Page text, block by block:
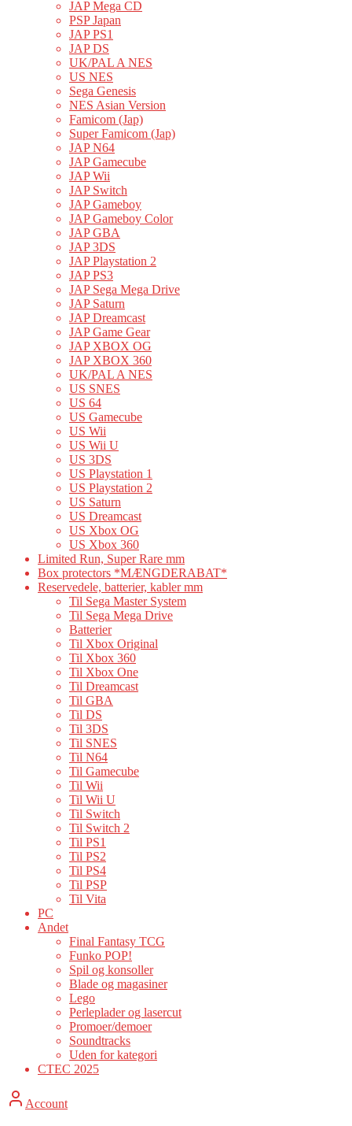
JAP Mega CD
PSP Japan
JAP PS1
JAP DS
UK/PAL A NES
US NES
Sega Genesis
NES Asian Version
Famicom (Jap)
Super Famicom (Jap)
JAP N64
JAP Gamecube
JAP Wii
JAP Switch
JAP Gameboy
JAP Gameboy Color
JAP GBA
JAP 3DS
JAP Playstation 2
JAP PS3
JAP Sega Mega Drive
JAP Saturn
JAP Dreamcast
JAP Game Gear
JAP XBOX OG
JAP XBOX 360
UK/PAL A NES
US SNES
US 64
US Gamecube
US Wii
US Wii U
US 3DS
US Playstation 1
US Playstation 2
US Saturn
US Dreamcast
US Xbox OG
US Xbox 360
Limited Run, Super Rare mm
Box protectors *MÆNGDERABAT*
Reservedele, batterier, kabler mm
Til Sega Master System
Til Sega Mega Drive
Batterier
Til Xbox Original
Til Xbox 360
Til Xbox One
Til Dreamcast
Til GBA
Til DS
Til 3DS
Til SNES
Til N64
Til Gamecube
Til Wii
Til Wii U
Til Switch
Til Switch 2
Til PS1
Til PS2
Til PS4
Til PSP
Til Vita
PC
Andet
Final Fantasy TCG
Funko POP!
Spil og konsoller
Blade og magasiner
Lego
Perleplader og lasercut
Promoer/demoer
Soundtracks
Uden for kategori
CTEC 2025
Account